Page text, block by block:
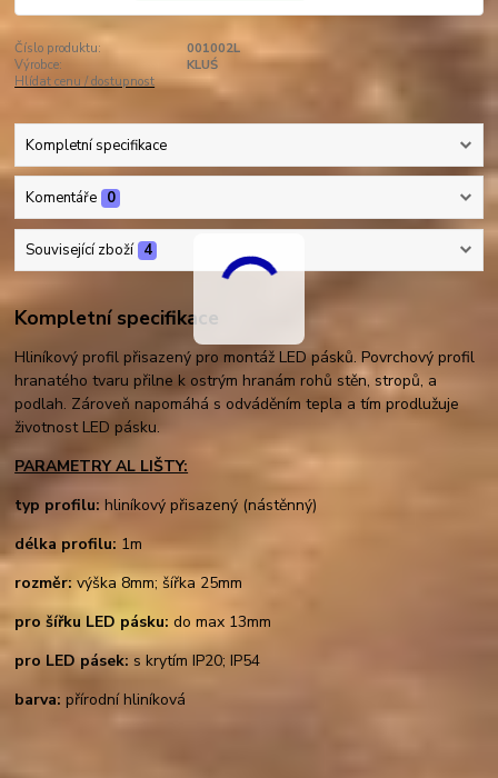
Číslo produktu:
001002L
Výrobce:
KLUŚ
Hlídat cenu / dostupnost
Kompletní specifikace
Komentáře 0
Související zboží 4
Kompletní specifikace
Hliníkový profil přisazený pro montáž LED pásků. Povrchový profil
hranatého tvaru přilne k ostrým hranám rohů stěn, stropů, a
podlah. Zároveň napomáhá s odváděním tepla a tím prodlužuje
životnost LED pásku.
PARAMETRY AL LIŠTY:
typ profilu:hliníkový přisazený (nástěnný)
délka profilu: 1m
rozměr:výška 8mm; šířka 25mm
pro šířku LED pásku: do max 13mm
pro LED pásek:s krytím IP20; IP54
barva: přírodní hliníková